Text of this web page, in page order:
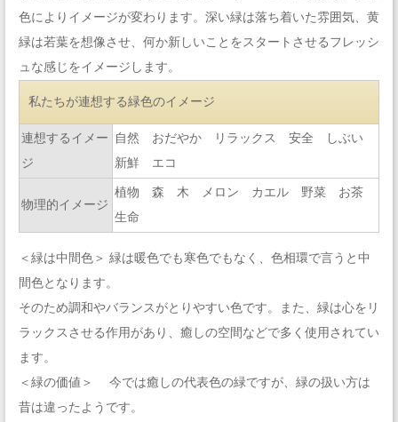
色によりイメージが変わります。深い緑は落ち着いた雰囲気、黄
緑は若葉を想像させ、何か新しいことをスタートさせるフレッシ
ュな感じをイメージします。
私たちが連想する緑色のイメージ
連想するイメー
ジ
自然 おだやか リラックス 安全 しぶい
新鮮 エコ
物理的イメージ
植物 森 木 メロン カエル 野菜 お茶
生命
＜緑は中間色＞ 緑は暖色でも寒色でもなく、色相環で言うと中
間色となります。
そのため調和やバランスがとりやすい色です。また、緑は心をリ
ラックスさせる作用があり、癒しの空間などで多く使用されてい
ます。
＜緑の価値＞ 今では癒しの代表色の緑ですが、緑の扱い方は
昔は違ったようです。